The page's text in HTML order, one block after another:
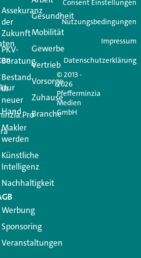
Sie einen
wird nicht veröffentlicht.
sind mit
Assekuranz
der
Zukunft
PKV-
Beratung
Bestand
in
neuer
Hand
Makler
werden
Künstliche
Intelligenz
Nachhaltigkeit
Werbung
Sponsoring
Veranstaltungen
Gesundheit
Mobilität
Gewerbe
Vertrieb
Vorsorge
Zuhause
Branche
© 2013 -
2026
Pfefferminzia
Medien
GmbH
Consent Einstellungen
Nutzungsbedingungen
Impressum
Datenschutzerklärung